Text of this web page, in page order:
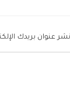
عنوان بريدك